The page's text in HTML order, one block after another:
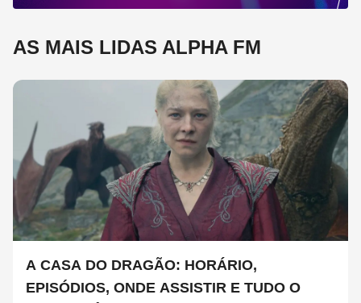
AS MAIS LIDAS ALPHA FM
A CASA DO DRAGÃO: HORÁRIO,
EPISÓDIOS, ONDE ASSISTIR E TUDO O